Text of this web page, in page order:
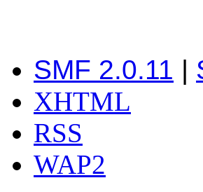
SMF 2.0.11 |
XHTML
RSS
WAP2